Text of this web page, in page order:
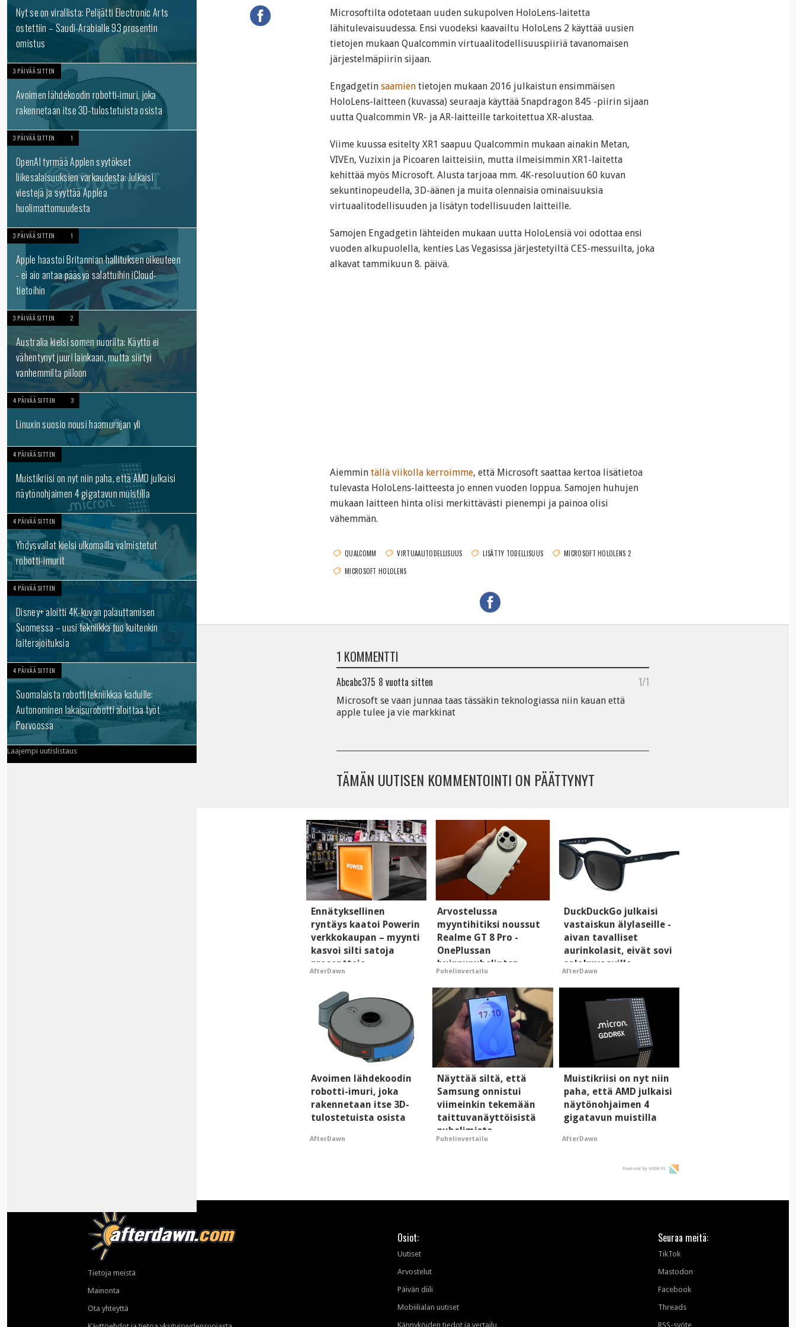
Nyt se on virallista: Pelijätti Electronic Arts
ostettiin – Saudi-Arabialle 93 prosentin
omistus
3 PÄIVÄÄ SITTEN
Avoimen lähdekoodin robotti-imuri, joka
rakennetaan itse 3D-tulostetuista osista
3 PÄIVÄÄ SITTEN 1
OpenAI tyrmää Applen syytökset
liikesalaisuuksien varkaudesta: Julkaisi
viestejä ja syyttää Applea
huolimattomuudesta
3 PÄIVÄÄ SITTEN 1
Apple haastoi Britannian hallituksen oikeuteen
- ei aio antaa pääsyä salattuihin iCloud-
tietoihin
3 PÄIVÄÄ SITTEN 2
Australia kielsi somen nuorilta: Käyttö ei
vähentynyt juuri lainkaan, mutta siirtyi
vanhemmilta piiloon
4 PÄIVÄÄ SITTEN 3
Linuxin suosio nousi haamurajan yli
4 PÄIVÄÄ SITTEN
Muistikriisi on nyt niin paha, että AMD julkaisi
näytönohjaimen 4 gigatavun muistilla
4 PÄIVÄÄ SITTEN
Yhdysvallat kielsi ulkomailla valmistetut
robotti-imurit
4 PÄIVÄÄ SITTEN
Disney+ aloitti 4K-kuvan palauttamisen
Suomessa – uusi tekniikka tuo kuitenkin
laiterajoituksia
4 PÄIVÄÄ SITTEN
Suomalaista robottitekniikkaa kaduille:
Autonominen lakaisurobotti aloittaa työt
Porvoossa
Laajempi uutislistaus
Microsoftilta odotetaan uuden sukupolven HoloLens-laitetta
lähitulevaisuudessa. Ensi vuodeksi kaavailtu HoloLens 2 käyttää uusien
tietojen mukaan Qualcommin virtuaalitodellisuuspiiriä tavanomaisen
järjestelmäpiirin sijaan.
Engadgetin saamien tietojen mukaan 2016 julkaistun ensimmäisen
HoloLens-laitteen (kuvassa) seuraaja käyttää Snapdragon 845 -piirin sijaan
uutta Qualcommin VR- ja AR-laitteille tarkoitettua XR-alustaa.
Viime kuussa esitelty XR1 saapuu Qualcommin mukaan ainakin Metan,
VIVEn, Vuzixin ja Picoaren laitteisiin, mutta ilmeisimmin XR1-laitetta
kehittää myös Microsoft. Alusta tarjoaa mm. 4K-resoluution 60 kuvan
sekuntinopeudella, 3D-äänen ja muita olennaisia ominaisuuksia
virtuaalitodellisuuden ja lisätyn todellisuuden laitteille.
Samojen Engadgetin lähteiden mukaan uutta HoloLensiä voi odottaa ensi
vuoden alkupuolella, kenties Las Vegasissa järjestetyiltä CES-messuilta, joka
alkavat tammikuun 8. päivä.
Aiemmin tällä viikolla kerroimme, että Microsoft saattaa kertoa lisätietoa
tulevasta HoloLens-laitteesta jo ennen vuoden loppua. Samojen huhujen
mukaan laitteen hinta olisi merkittävästi pienempi ja painoa olisi
vähemmän.
QUALCOMM VIRTUAALITODELLISUUS LISÄTTY TODELLISUUS
MICROSOFT HOLOLENS 2
MICROSOFT HOLOLENS
1 KOMMENTTI
Abcabc375 8 vuotta sitten 1/1
Microsoft se vaan junnaa taas tässäkin teknologiassa niin kauan että
apple tulee ja vie markkinat
TÄMÄN UUTISEN KOMMENTOINTI ON PÄÄTTYNYT
Ennätyksellinen
ryntäys kaatoi Powerin
verkkokaupan – myynti
kasvoi silti satoja
prosentteja
AfterDawn
Arvostelussa
myyntihitiksi noussut
Realme GT 8 Pro -
OnePlussan
huippupuhelinten
"perillinen"
Puhelinvertailu
DuckDuckGo julkaisi
vastaiskun älylaseille -
aivan tavalliset
aurinkolasit, eivät sovi
salakuvaaville
hyypiöille
AfterDawn
Avoimen lähdekoodin
robotti-imuri, joka
rakennetaan itse 3D-
tulostetuista osista
AfterDawn
Näyttää siltä, että
Samsung onnistui
viimeinkin tekemään
taittuvanäyttöisistä
puhelimista
supersuosittuja
Puhelinvertailu
Muistikriisi on nyt niin
paha, että AMD julkaisi
näytönohjaimen 4
gigatavun muistilla
AfterDawn
Powered by HIGH.FI
Tietoja meistä
Mainonta
Ota yhteyttä
Osiot:
Uutiset
Arvostelut
Päivän diili
Mobiilialan uutiset
Kännyköiden tiedot ja vertailu
Seuraa meitä:
TikTok
Mastodon
Facebook
Threads
RSS-syöte